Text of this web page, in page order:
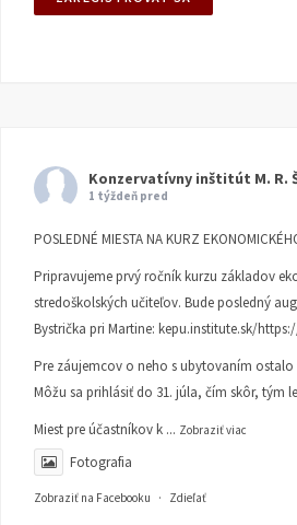
Konzervatívny inštitút M. R.
1 týždeň pred
POSLEDNÉ MIESTA NA KURZ
Pripravujeme prvý ročník kurzu základov
stredoškolských učiteľov. Bude posledný
Bystrička pri Martine: kepu.institute.sk/
Pre záujemcov o neho s ubytovaním ostalo
Môžu sa prihlásiť do 31. júla, čím skôr, tým
Miest pre účastníkov k ... Zobraziť viac
Fotografia
Zobraziť na Facebooku · Zdieľať